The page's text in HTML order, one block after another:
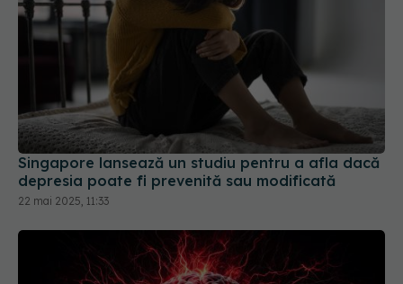
Singapore lansează un studiu pentru a afla dacă
depresia poate fi prevenită sau modificată
22 mai 2025, 11:33